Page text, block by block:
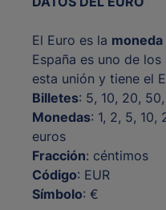
El Euro es la
España es uno de
esta unión y tiene el
Billetes: 5, 10, 20,
Monedas: 1, 2, 5, 10,
euros
Fracción: céntimos
Código: EUR
Símbolo: €